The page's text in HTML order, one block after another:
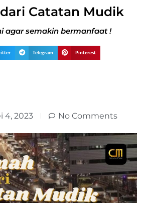
Catatan Mudik
agar semakin bermanfaat !
Telegram Pinterest
4, 2023 No Comments